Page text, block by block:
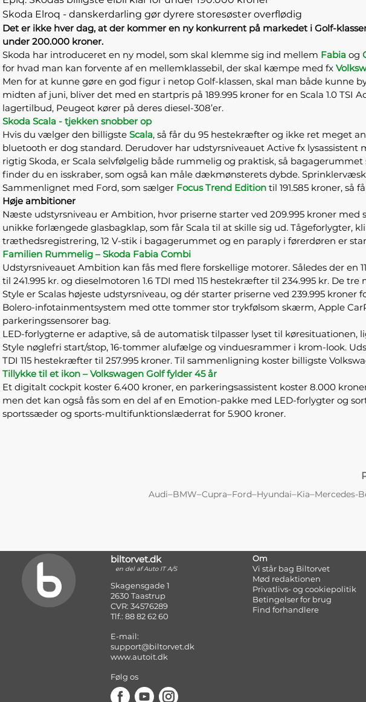
Skoda Elroq - danskerdarling gør dyrere storesøster overflødig
Det er ikke hver dag, at der kommer en ny konkurrent på markedet i Golf-
under 200.000 kroner.
Skoda har introduceret en ny model, som skal klemme sig ind mellem Fabia og
for hvad man kan forvente af en mellemklassebil, der skal kæmpe med fx
Men for at kunne gøre en god figur i netop Golf-klassen, skal man både kunne
midten af juni, bliver det med en startpris på 189.995 kroner for en Scala 1.0
lagertilbud, Peugeot kører på deres diesel-308’er.
Skoda Scala - tjekken snobber op
Hvis du vælger den billigste Scala, så får du 95 hestekræfter og ikke ret meget
bluetooth er dog standard. Derudover har udstyrsniveauet Active fx
rigtig Skoda, er Scala selvfølgelig både rummelig og praktisk, så
finder du en isskraber, som også kan måle dækmønsterets dybde.
Sammenlignet med Ford, som sælger Focus Trend Edition til 191.585 kroner,
Høje ambitioner
Næste udstyrsniveau er Ambition, hvor priserne starter ved 209.995 kroner
unikke forlængede glasbagklap, som får Scala til at skille sig ud.
træthedsregistrering, 12 V-stik i bagagerummet og en paraply i førerdøren er
Familien Rummelig – Skoda Fabia Combi
Udstyrsniveauet Ambition kan fås med flere forskellige motorer. Således der en
til 241.995 kr. og dieselmotoren 1.6 TDI med 115 hestekræfter til 234.995 kr. De
Style er Scalas højeste udstyrsniveau, og dér starter priserne ved 239.995
Bolero-infotainmentsystem med otte tommer stor trykfølsom skærm, Apple
parkeringssensorer bag.
LED-forlygterne er adaptive, så de automatisk tilpasser lyset til
Style nøglefri start/stop, 16-tommer alufælge og vinduesrammer i krom-look.
TDI 115 hestekræfter til 257.995 kroner. Til sammenligning koster billigste
Tillykke til et ikon – Volkswagen Golf fylder 45 år
Et digitalt cockpit koster 6.400 kroner, en parkeringsassistent koster 8.000
men det kan også fås som en del af en Emotion-pakke med LED-forlygter og
sportssæder og sports-multifunktionslæderrat for 5.900 kroner.
Audi–BMW–Cupra–Ford–Hyundai–Kia–Mercedes-
Om
Vi står bag Biltorvet
Mød redaktionen
Privatlivs- og cookiepolitik
Betingelser for brug
Find forhandlere
biltorvet.dk
en del af Auto IT A/S
Skagensgade 1
2630 Taastrup
CVR: 34576289
Tlf.: 88 82 62 60
E-mail:
support@biltorvet.dk
www.autoit.dk
Følg os